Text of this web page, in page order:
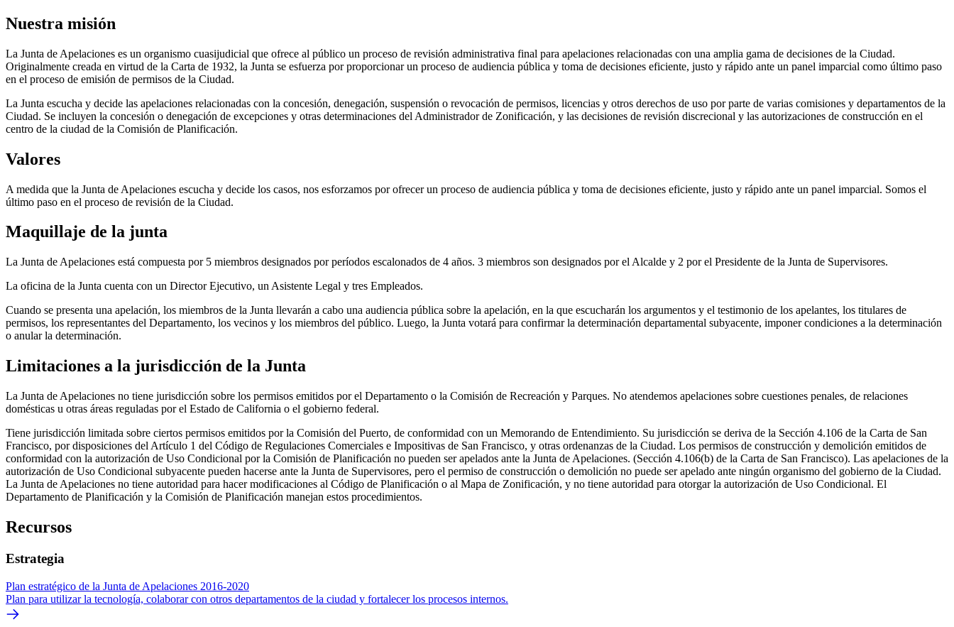
Nuestra misión
La Junta de Apelaciones es un organismo cuasijudicial que ofrece al público un proceso de revisión administrativa final para apelaciones relacionadas con una amplia gama de decisiones de la Ciudad.
Originalmente creada en virtud de la Carta de 1932, la Junta se esfuerza por proporcionar un proceso de audiencia pública y toma de decisiones eficiente, justo y rápido ante un panel imparcial como último paso
en el proceso de emisión de permisos de la Ciudad.
La Junta escucha y decide las apelaciones relacionadas con la concesión, denegación, suspensión o revocación de permisos, licencias y otros derechos de uso por parte de varias comisiones y departamentos de la
Ciudad. Se incluyen la concesión o denegación de excepciones y otras determinaciones del Administrador de Zonificación, y las decisiones de revisión discrecional y las autorizaciones de construcción en el
centro de la ciudad de la Comisión de Planificación.
Valores
A medida que la Junta de Apelaciones escucha y decide los casos, nos esforzamos por ofrecer un proceso de audiencia pública y toma de decisiones eficiente, justo y rápido ante un panel imparcial. Somos el
último paso en el proceso de revisión de la Ciudad.
Maquillaje de la junta
La Junta de Apelaciones está compuesta por 5 miembros designados por períodos escalonados de 4 años. 3 miembros son designados por el Alcalde y 2 por el Presidente de la Junta de Supervisores.
La oficina de la Junta cuenta con un Director Ejecutivo, un Asistente Legal y tres Empleados.
Cuando se presenta una apelación, los miembros de la Junta llevarán a cabo una audiencia pública sobre la apelación, en la que escucharán los argumentos y el testimonio de los apelantes, los titulares de
permisos, los representantes del Departamento, los vecinos y los miembros del público. Luego, la Junta votará para confirmar la determinación departamental subyacente, imponer condiciones a la determinación
o anular la determinación.
Limitaciones a la jurisdicción de la Junta
La Junta de Apelaciones no tiene jurisdicción sobre los permisos emitidos por el Departamento o la Comisión de Recreación y Parques. No atendemos apelaciones sobre cuestiones penales, de relaciones
domésticas u otras áreas reguladas por el Estado de California o el gobierno federal.
Tiene jurisdicción limitada sobre ciertos permisos emitidos por la Comisión del Puerto, de conformidad con un Memorando de Entendimiento. Su jurisdicción se deriva de la Sección 4.106 de la Carta de San
Francisco, por disposiciones del Artículo 1 del Código de Regulaciones Comerciales e Impositivas de San Francisco, y otras ordenanzas de la Ciudad. Los permisos de construcción y demolición emitidos de
conformidad con la autorización de Uso Condicional por la Comisión de Planificación no pueden ser apelados ante la Junta de Apelaciones. (Sección 4.106(b) de la Carta de San Francisco). Las apelaciones de la
autorización de Uso Condicional subyacente pueden hacerse ante la Junta de Supervisores, pero el permiso de construcción o demolición no puede ser apelado ante ningún organismo del gobierno de la Ciudad.
La Junta de Apelaciones no tiene autoridad para hacer modificaciones al Código de Planificación o al Mapa de Zonificación, y no tiene autoridad para otorgar la autorización de Uso Condicional. El
Departamento de Planificación y la Comisión de Planificación manejan estos procedimientos.
Recursos
Estrategia
Plan estratégico de la Junta de Apelaciones 2016-2020
Plan para utilizar la tecnología, colaborar con otros departamentos de la ciudad y fortalecer los procesos internos.